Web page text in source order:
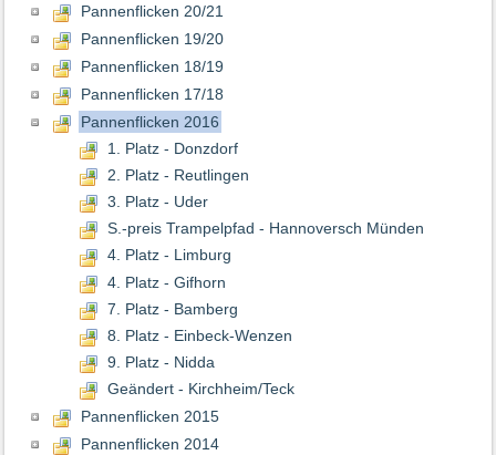
Pannenflicken 20/21
Pannenflicken 19/20
Pannenflicken 18/19
Pannenflicken 17/18
Pannenflicken 2016
1. Platz - Donzdorf
2. Platz - Reutlingen
3. Platz - Uder
S.-preis Trampelpfad - Hannoversch Münden
4. Platz - Limburg
4. Platz - Gifhorn
7. Platz - Bamberg
8. Platz - Einbeck-Wenzen
9. Platz - Nidda
Geändert - Kirchheim/Teck
Pannenflicken 2015
Pannenflicken 2014